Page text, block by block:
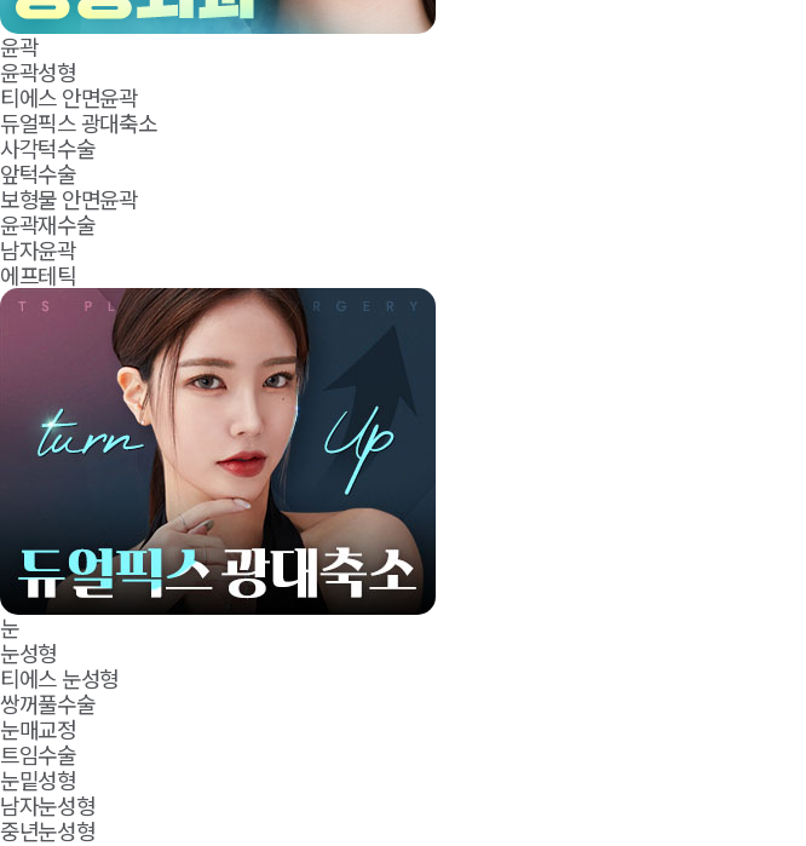
윤곽
윤곽성형
티에스 안면윤곽
듀얼픽스 광대축소
사각턱수술
앞턱수술
보형물 안면윤곽
윤곽재수술
남자윤곽
에프테틱
눈
눈성형
티에스 눈성형
쌍꺼풀수술
눈매교정
트임수술
눈밑성형
남자눈성형
중년눈성형